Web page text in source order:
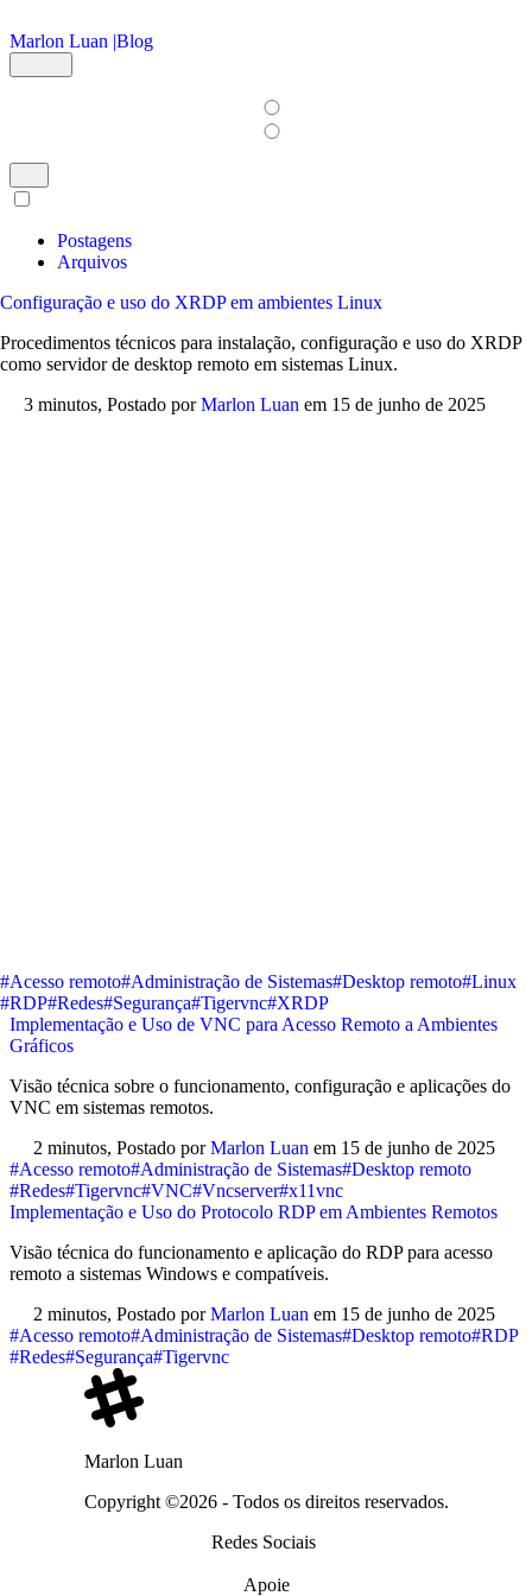
Marlon Luan |Blog
Postagens
Arquivos
Configuração e uso do XRDP em ambientes Linux
Procedimentos técnicos para instalação, configuração e uso do XRDP
como servidor de desktop remoto em sistemas Linux.
3 minutos, Postado porMarlon Luan em 15 de junho de 2025
#Acesso remoto#Administração de Sistemas#Desktop remoto#Linux
#RDP#Redes#Segurança#Tigervnc#XRDP
Implementação e Uso de VNC para Acesso Remoto a Ambientes
Gráficos
Visão técnica sobre o funcionamento, configuração e aplicações do
VNC em sistemas remotos.
2 minutos, Postado porMarlon Luan em 15 de junho de 2025
#Acesso remoto#Administração de Sistemas#Desktop remoto
#Redes#Tigervnc#VNC#Vncserver#x11vnc
Implementação e Uso do Protocolo RDP em Ambientes Remotos
Visão técnica do funcionamento e aplicação do RDP para acesso
remoto a sistemas Windows e compatíveis.
2 minutos, Postado porMarlon Luan em 15 de junho de 2025
#Acesso remoto#Administração de Sistemas#Desktop remoto#RDP
#Redes#Segurança#Tigervnc
Marlon Luan
Copyright ©2026 - Todos os direitos reservados.
Redes Sociais
Apoie